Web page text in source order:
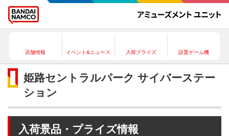
店舗情報 イベント&ニュース 入荷プライズ 設置ゲーム機
姫路セントラルパーク サイバーステー
ション
入荷景品・プライズ情報